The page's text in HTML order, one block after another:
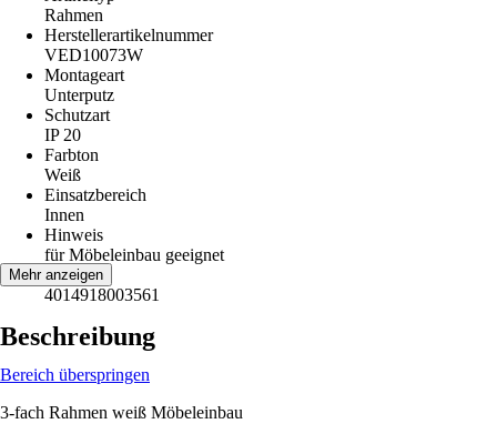
Rahmen
Herstellerartikelnummer
VED10073W
Montageart
Unterputz
Schutzart
IP 20
Farbton
Weiß
Einsatzbereich
Innen
Hinweis
für Möbeleinbau geeignet
EAN
4014918003561
Mehr anzeigen
Beschreibung
Bereich überspringen
3-fach Rahmen weiß Möbeleinbau